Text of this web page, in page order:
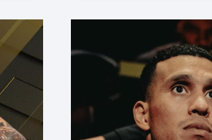
NEW
YORK